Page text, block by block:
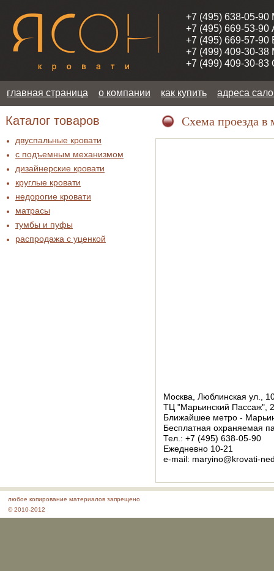
+7 (495) 638-05-90
+7 (495) 669-53-90
+7 (495) 669-57-90
+7 (499) 409-30-38
+7 (499) 409-30-83
главная страница о компании как купить адреса
Каталог товаров
двуспальные кровати
с подъемным механизмом
дизайнерские кровати
круглые кровати
недорогие кровати
матрасы
тумбы и пуфы
распродажа c уценкой
Схема проезда
Москва, Люблинская ул.,
ТЦ "Марьинский Пассаж",
Ближайшее метро -
Бесплатная охраняемая
Тел.: +7 (495) 638-05-90
Ежедневно 10-21
e-mail: maryino@krovati-
любое копирование материалов запрещено
© 2010-2012